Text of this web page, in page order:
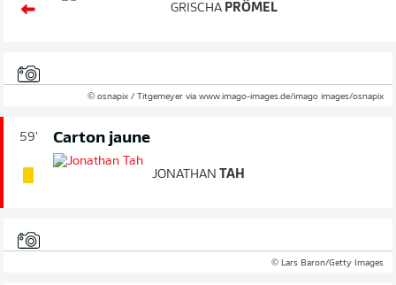
GRISCHA PRÖMEL
© osnapix / Titgemeyer via www.imago-images.de/imago images/osnapix
59' Carton jaune
JONATHAN TAH
© Lars Baron/Getty Images